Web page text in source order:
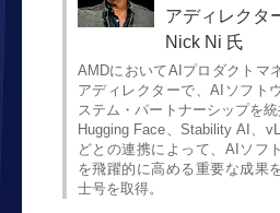
アディレクタ
Nick Ni 氏
AMDにおいてAIプロダクトマ
アディレクターで、AIソフト
ステム・パートナーシップを
Hugging Face、Stability AI、
どとの連携によって、AIソフ
を飛躍的に高める重要な成果
士号を取得。